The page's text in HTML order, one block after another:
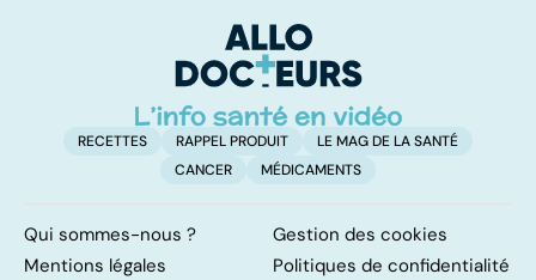
RECETTES RAPPEL PRODUIT
LE MAG DE LA SANTÉ
CANCER
MÉDICAMENTS
Qui sommes-nous ?
Gestion des cookies
Mentions légales
Politiques de confidentialité